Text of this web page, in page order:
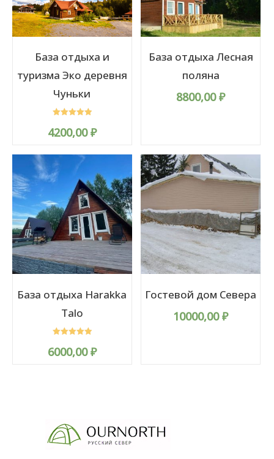
База отдыха и
туризма Эко деревня
Чуньки
5.00
out of 5
4200,00₽
База отдыха Лесная
поляна
8800,00₽
База отдыха Harakka
Talo
5.00
out of 5
6000,00₽
Гостевой дом Севера
10000,00₽